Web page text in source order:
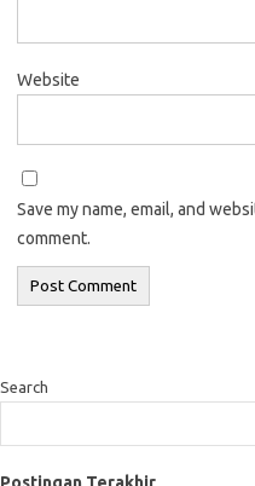
Website
Save my name, email, and
comment.
Search
Postingan Terakhir